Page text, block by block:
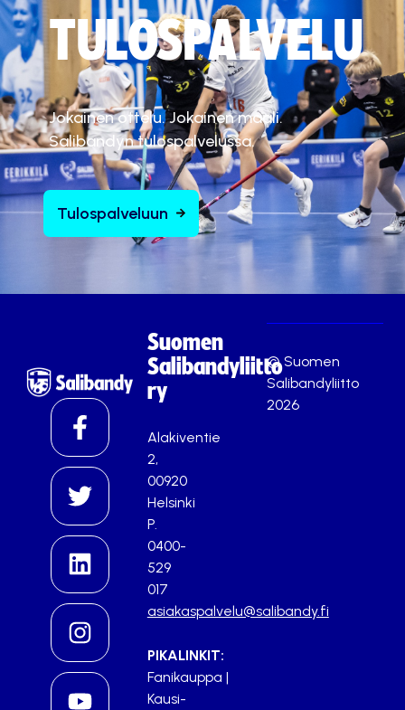
TULOSPALVELU
Jokainen ottelu. Jokainen maali.
Salibandyn tulospalvelussa.
Tulospalveluun
Suomen
Salibandyliitto
ry
Alakiventie
2,
00920
Helsinki
P.
0400-
529
017
asiakaspalvelu@salibandy.fi
PIKALINKIT:
Fanikauppa |
Kausi-
© Suomen
Salibandyliitto
2026